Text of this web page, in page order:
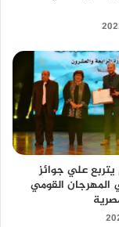
يتربع علي جوائز
المهرجان القومي